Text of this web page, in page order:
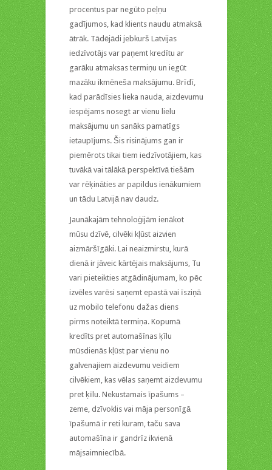
procentus par negūto peļņu
gadījumos, kad klients naudu atmaksā
ātrāk. Tādējādi jebkurš Latvijas
iedzīvotājs var paņemt kredītu ar
garāku atmaksas termiņu un iegūt
mazāku ikmēneša maksājumu. Brīdī,
kad parādīsies lieka nauda, aizdevumu
iespējams nosegt ar vienu lielu
maksājumu un sanāks pamatīgs
ietaupījums. Šis risinājums gan ir
piemērots tikai tiem iedzīvotājiem, kas
tuvākā vai tālākā perspektīvā tiešām
var rēķināties ar papildus ienākumiem
un tādu Latvijā nav daudz.
Jaunākajām tehnoloģijām ienākot
mūsu dzīvē, cilvēki kļūst aizvien
aizmāršīgāki. Lai neaizmirstu, kurā
dienā ir jāveic kārtējais maksājums, Tu
vari pieteikties atgādinājumam, ko pēc
izvēles varēsi saņemt epastā vai īsziņā
uz mobilo telefonu dažas diens
pirms noteiktā termiņa. Kopumā
kredīts pret automašīnas ķīlu
mūsdienās kļūst par vienu no
galvenajiem aizdevumu veidiem
cilvēkiem, kas vēlas saņemt aizdevumu
pret ķīlu. Nekustamais īpašums –
zeme, dzīvoklis vai māja personīgā
īpašumā ir reti kuram, taču sava
automašīna ir gandrīz ikvienā
mājsaimniecībā.